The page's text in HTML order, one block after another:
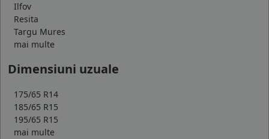
Ilfov
Resita
Targu Mures
mai multe
Dimensiuni uzuale
175/65 R14
185/65 R15
195/65 R15
mai multe